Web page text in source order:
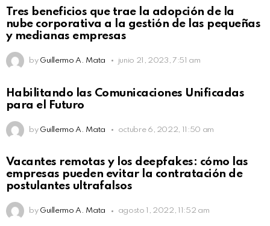
Tres beneficios que trae la adopción de la
nube corporativa a la gestión de las pequeñas
y medianas empresas
by Guillermo A. Mata junio 21, 2023, 7:51 am
Habilitando las Comunicaciones Unificadas
para el Futuro
by Guillermo A. Mata octubre 6, 2022, 11:50 am
Vacantes remotas y los deepfakes: cómo las
empresas pueden evitar la contratación de
postulantes ultrafalsos
by Guillermo A. Mata agosto 1, 2022, 11:52 am